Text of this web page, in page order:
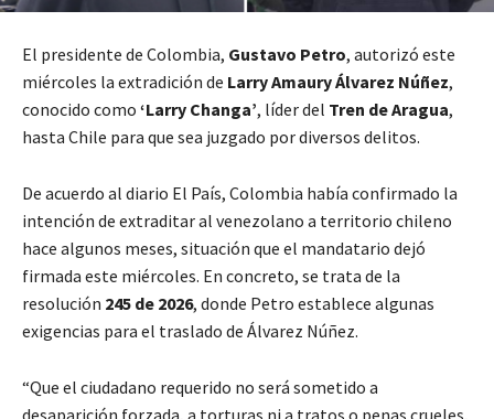
El presidente de Colombia, Gustavo Petro, autorizó este
miércoles la extradición de Larry Amaury Álvarez Núñez,
conocido como ‘Larry Changa’, líder del Tren de Aragua,
hasta Chile para que sea juzgado por diversos delitos.
De acuerdo al diario El País, Colombia había confirmado la
intención de extraditar al venezolano a territorio chileno
hace algunos meses, situación que el mandatario dejó
firmada este miércoles. En concreto, se trata de la
resolución 245 de 2026, donde Petro establece algunas
exigencias para el traslado de Álvarez Núñez.
“Que el ciudadano requerido no será sometido a